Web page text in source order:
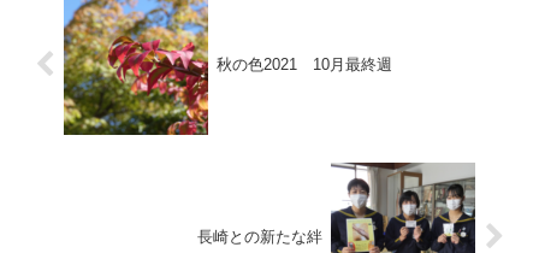
秋の色2021 10月最終週
長崎との新たな絆